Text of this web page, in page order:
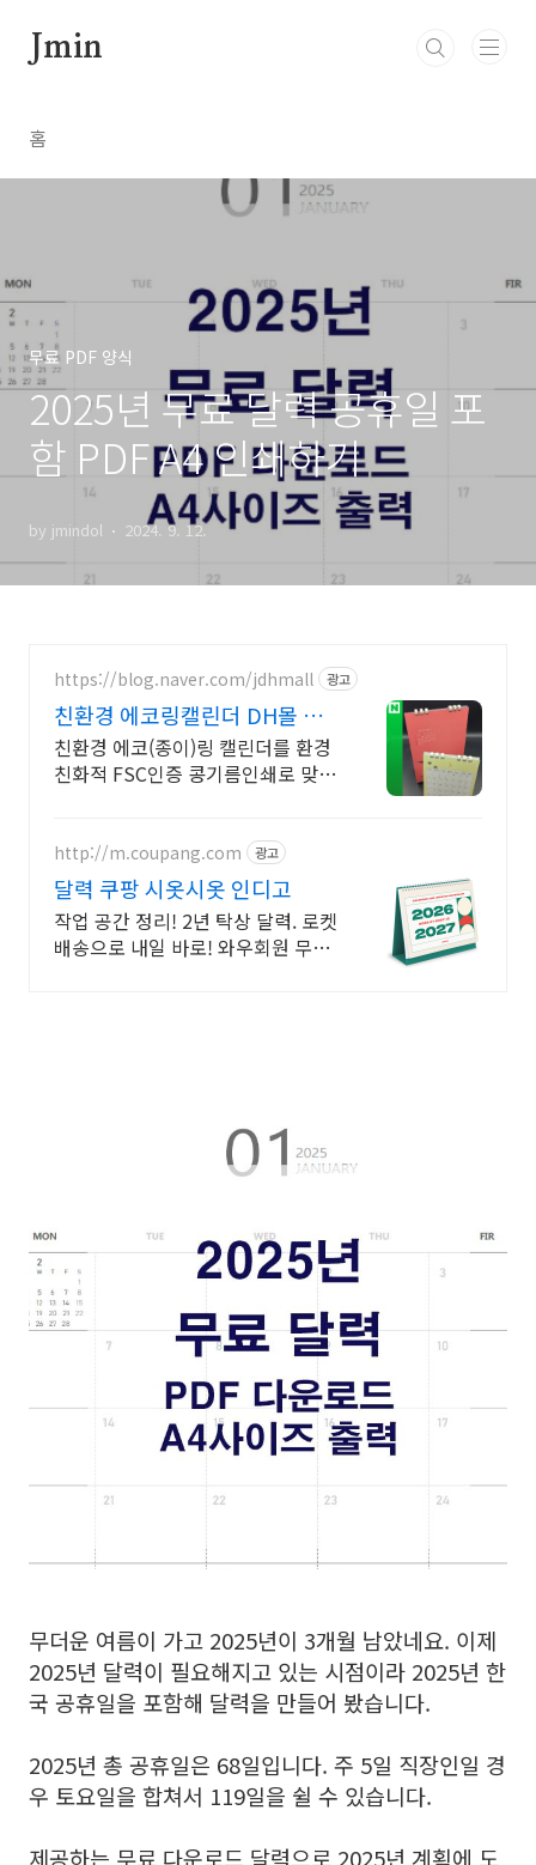
Jmin
홈
무료 PDF 양식
2025년 무료 달력 공휴일 포
함 PDF A4 인쇄하기
by jmindol 2024. 9. 12.
https://blog.naver.com/jdhmall 광고
친환경 에코링캘린더 DH몰 환
경을 생각하는 콩기름인쇄
친환경 에코(종이)링 캘린더를 환경
친화적 FSC인증 콩기름인쇄로 맞춤
http://m.coupang.com 광고
달력 쿠팡 시옷시옷 인디고
작업 공간 정리! 2년 탁상 달력. 로켓
배송으로 내일 바로! 와우회원 무료
무더운 여름이 가고 2025년이 3개월 남았네요. 이제
2025년 달력이 필요해지고 있는 시점이라 2025년 한
국 공휴일을 포함해 달력을 만들어 봤습니다.
2025년 총 공휴일은 68일입니다. 주 5일 직장인일 경
우 토요일을 합쳐서 119일을 쉴 수 있습니다.
제공하는 무료 다운로드 달력으로 2025년 계획에 도